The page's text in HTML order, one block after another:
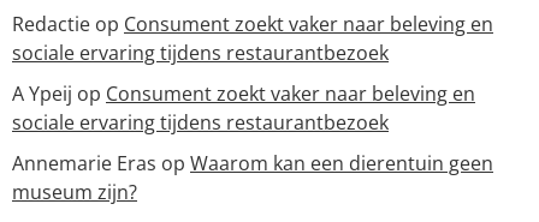
Redactie op Consument zoekt vaker naar beleving en
sociale ervaring tijdens restaurantbezoek
A Ypeij op Consument zoekt vaker naar beleving en
sociale ervaring tijdens restaurantbezoek
Annemarie Eras op Waarom kan een dierentuin geen
museum zijn?